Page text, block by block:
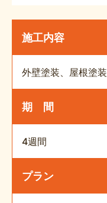
施工内容
外壁塗装、屋根塗装
期 間
4週間
プラン